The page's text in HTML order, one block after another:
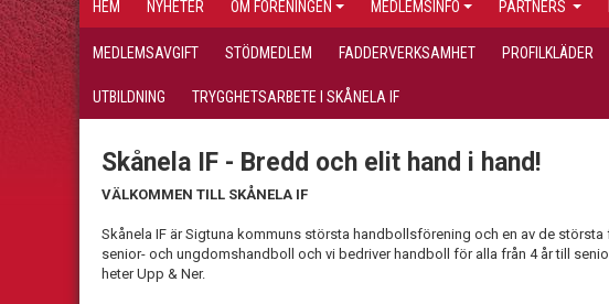
HEM NYHETER OM FÖRENINGEN MEDLEMSINFO PARTNERS
MEDLEMSAVGIFT STÖDMEDLEM FADDERVERKSAMHET PROFILKLÄDER
UTBILDNING TRYGGHETSARBETE I SKÅNELA IF
Skånela IF - Bredd och elit hand i hand!
VÄLKOMMEN TILL SKÅNELA IF
Skånela IF är Sigtuna kommuns största handbollsförening och en av de
senior- och ungdomshandboll och vi bedriver handboll för alla från 4 år till
heter Upp & Ner.